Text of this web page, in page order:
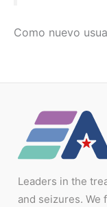
Como nuevo
Leaders in the
and seizures. We